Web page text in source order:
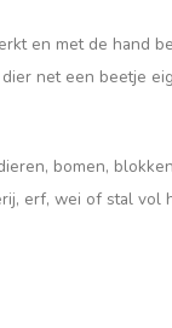
en met de hand
net een beetje
bomen,
erf, wei of stal vol